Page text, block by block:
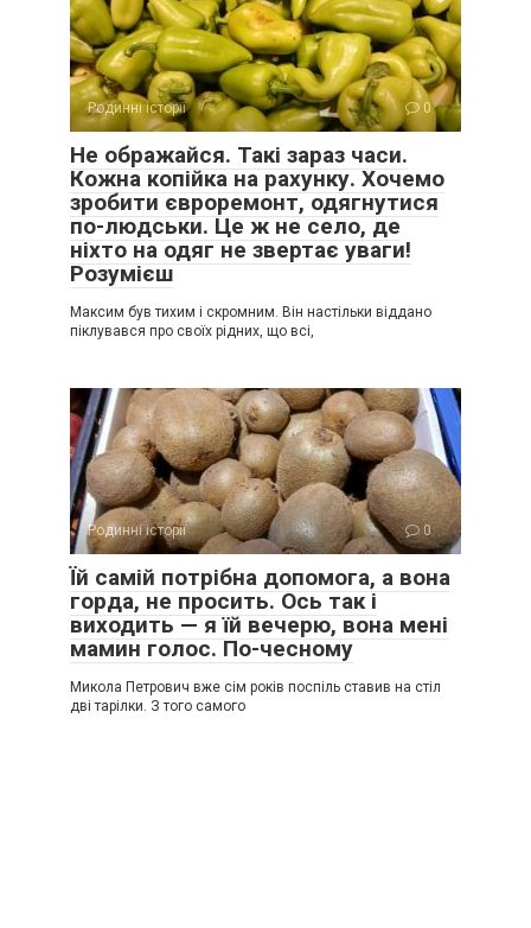
Родинні історії 0
Не ображайся. Такі зараз часи.
Кожна копійка на рахунку. Хочемо
зробити євроремонт, одягнутися
по-людськи. Це ж не село, де
ніхто на одяг не звертає уваги!
Розумієш
Максим був тихим і скромним. Він настільки віддано
піклувався про своїх рідних, що всі,
Родинні історії 0
Їй самій потрібна допомога, а вона
горда, не просить. Ось так і
виходить — я їй вечерю, вона мені
мамин голос. По-чесному
Микола Петрович вже сім років поспіль ставив на стіл
дві тарілки. З того самого